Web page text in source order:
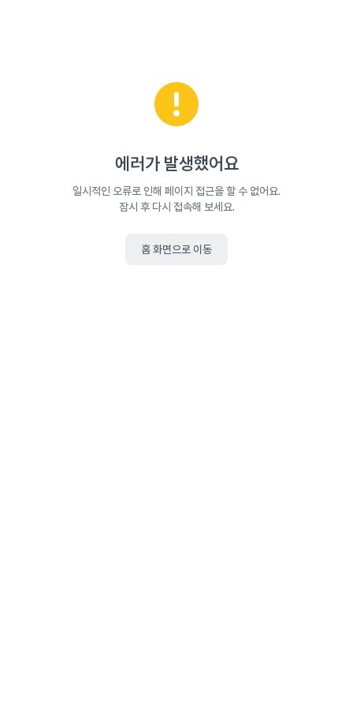
에러가 발생했어요
일시적인 오류로 인해 페이지 접근을 할 수 없어요.
잠시 후 다시 접속해 보세요.
홈 화면으로 이동